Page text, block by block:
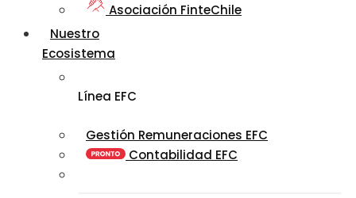
Asociación FinteChile
Nuestro
Ecosistema
Línea EFC
Gestión Remuneraciones EFC
Contabilidad EFC